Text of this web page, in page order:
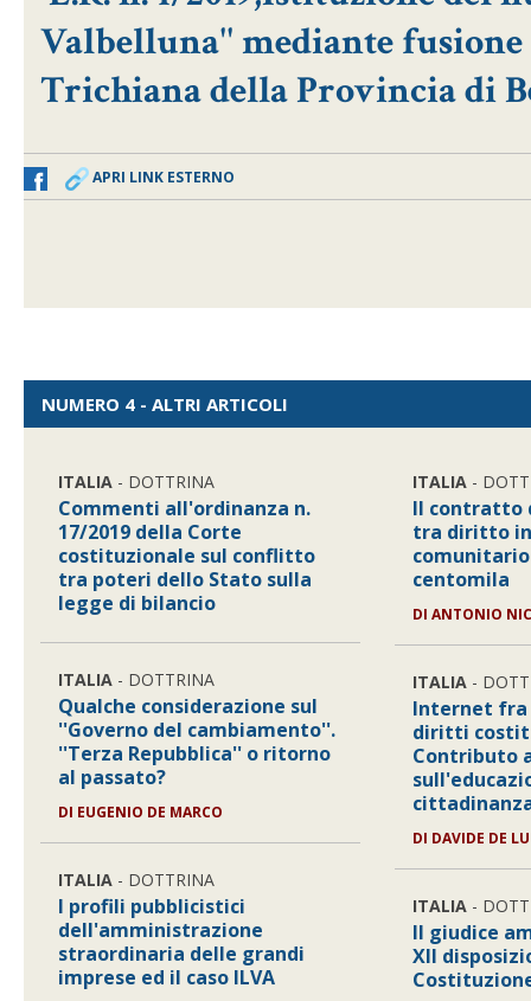
Valbelluna'' mediante
Trichiana della Provincia di
APRI LINK ESTERNO
NUMERO 4 - ALTRI ARTICOLI
ITALIA - DOTTRINA
Commenti all'ordinanza n.
17/2019 della Corte
costituzionale sul conflitto
tra poteri dello Stato sulla
legge di bilancio
ITALIA - DOTTRINA
Qualche considerazione sul
''Governo del cambiamento''.
''Terza Repubblica'' o ritorno
al passato?
DI EUGENIO DE MARCO
ITALIA - DOTTRINA
I profili pubblicistici
dell'amministrazione
straordinaria delle grandi
imprese ed il caso ILVA
ITALIA -
Il contratto
tra diritto
centomila
DIANTONIO
ITALIA -
Internet fra
diritti
Contributo
DI DAVIDE DE
ITALIA -
Il giudice
XII